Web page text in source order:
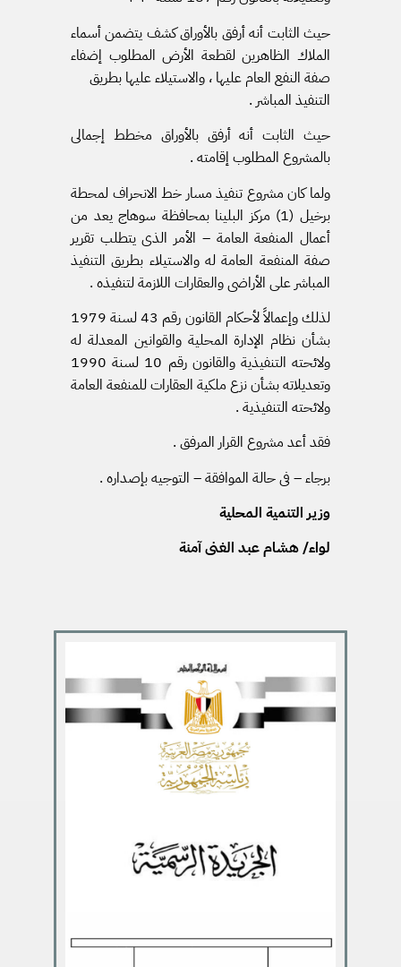
حيث الثابت أنه أرفق بالأوراق كشف يتضمن أسماء
الملاك الظاهرين لقطعة الأرض المطلوب إضفاء
صفة النفع العام عليها ، والاستيلاء عليها بطريق
التنفيذ المباشر .
حيث الثابت أنه أرفق بالأوراق مخطط إجمالى
بالمشروع المطلوب إقامته .
ولما كان مشروع تنفيذ مسار خط الانحراف لمحطة
برخيل (1) مركز البلينا بمحافظة سوهاج يعد من
أعمال المنفعة العامة – الأمر الذى يتطلب تقرير
صفة المنفعة العامة له والاستيلاء بطريق التنفيذ
المباشر على الأراضى والعقارات اللازمة لتنفيذه .
لذلك وإعمالاً لأحكام القانون رقم 43 لسنة 1979
بشأن نظام الإدارة المحلية والقوانين المعدلة له
ولائحته التنفيذية والقانون رقم 10 لسنة 1990
وتعديلاته بشأن نزع ملكية العقارات للمنفعة العامة
ولائحته التنفيذية .
فقد أعد مشروع القرار المرفق .
برجاء – فى حالة الموافقة – التوجيه بإصداره .
وزير التنمية المحلية
لواء/ هشام عبد الغنى آمنة